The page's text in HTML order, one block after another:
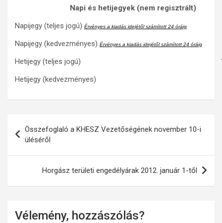
Napi és hetijegyek (nem regisztrált)
Napijegy (teljes jogú) Érvényes a kiadás idejétől számított 24 óráig
Napijegy (kedvezményes) Érvényes a kiadás idejétől számított 24 óráig
Hetijegy (teljes jogú)
Hetijegy (kedvezményes)
Bejegyzés
navigáció
Összefoglaló a KHESZ Vezetőségének november 10-i
üléséről
Horgász területi engedélyárak 2012. január 1-től
Vélemény, hozzászólás?